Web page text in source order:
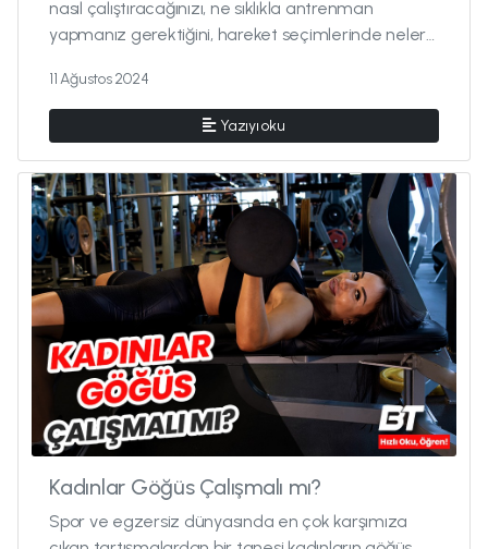
nasıl çalıştıracağınızı, ne sıklıkla antrenman
yapmanız gerektiğini, hareket seçimlerinde nelere
11 Ağustos 2024
Yazıyı oku
Kadınlar Göğüs Çalışmalı mı?
Spor ve egzersiz dünyasında en çok karşımıza